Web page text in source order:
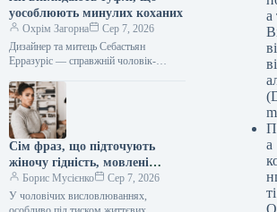
уособлюють минулих коханих
Охрім Загорна
Сер 7, 2026
Дизайнер та митець Себастьян
Ерразуріс — справжній чоловік-
Лондоні, навчався у Вашингтоні,
Единбурзі, а…
Сім фраз, що підточують
жіночу гідність, мовлені
байдуже, експерти
стверджують
Борис Мусієнко
Сер 7, 2026
У чоловічих висловлюваннях,
а
а